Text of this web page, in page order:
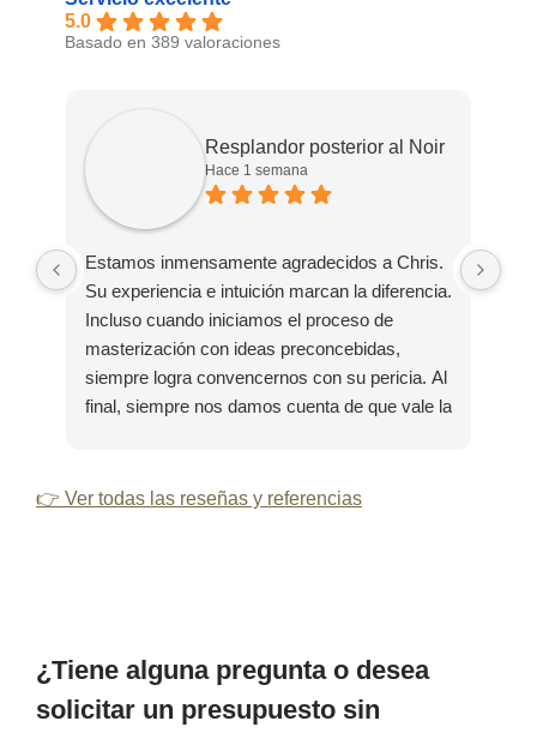
5.0
Basado en 389 valoraciones
Resplandor posterior al Noir
Hace 1 semana
Estamos inmensamente agradecidos a Chris.
Su experiencia e intuición marcan la diferencia.
Incluso cuando iniciamos el proceso de
masterización con ideas preconcebidas,
siempre logra convencernos con su pericia. Al
final, siempre nos damos cuenta de que vale la
👉 Ver todas las reseñas y referencias
¿Tiene alguna pregunta o desea
solicitar un presupuesto sin